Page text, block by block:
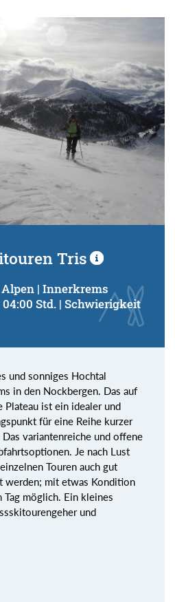
Tris
| Innerkrems
Std. | Schwierigkeit
und sonniges Hochtal
in den Nockbergen. Das auf
Plateau ist ein idealer und
für eine Reihe kurzer
variantenreiche und offene
Je nach Lust
Touren auch gut
werden; mit etwas Kondition
Tag möglich. Ein kleines
und